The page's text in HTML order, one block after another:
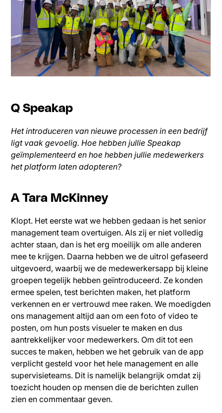
Q Speakap
Het introduceren van nieuwe processen in een bedrijf
ligt vaak gevoelig. Hoe hebben jullie Speakap
geïmplementeerd en hoe hebben jullie medewerkers
het platform laten adopteren?
A Tara McKinney
Klopt. Het eerste wat we hebben gedaan is het senior
management team overtuigen. Als zij er niet volledig
achter staan, dan is het erg moeilijk om alle anderen
mee te krijgen. Daarna hebben we de uitrol gefaseerd
uitgevoerd, waarbij we de medewerkersapp bij kleine
groepen tegelijk hebben geïntroduceerd. Ze konden
ermee spelen, test berichten maken, het platform
verkennen en er vertrouwd mee raken. We moedigden
ons management altijd aan om een foto of video te
posten, om hun posts visueler te maken en dus
aantrekkelijker voor medewerkers. Om dit tot een
succes te maken, hebben we het gebruik van de app
verplicht gesteld voor het hele management en alle
supervisieteams. Dit is namelijk belangrijk omdat zij
toezicht houden op mensen die de berichten zullen
zien en commentaar geven.